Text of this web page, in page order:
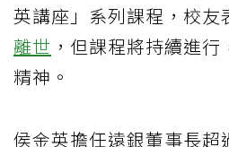
英講座」系列課程，校友
離世 ，但課程將持續進
精神。
侯金英擔任遠銀董事長超